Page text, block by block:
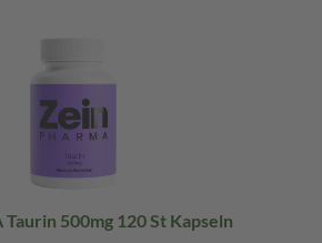
500mg 120 St Kapseln